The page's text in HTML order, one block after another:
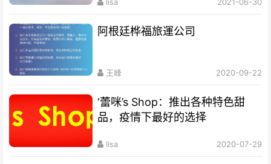
lisa 2021-06-30
阿根廷桦福旅運公司
王峰 2020-09-22
‘蕾咪’s Shop：推出各种特色甜
品，疫情下最好的选择
lisa 2020-07-29